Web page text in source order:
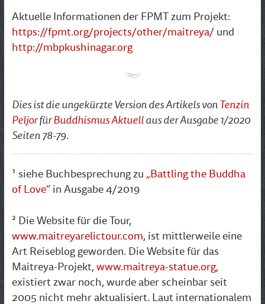
Aktuelle Informationen der FPMT zum Projekt:
https://fpmt.org/projects/other/maitreya/und
http://mbpkushinagar.org
Dies ist die ungekürzte Version des Artikels vonTenzin
PeljorfürBuddhismus Aktuellaus der Ausgabe 1/2020
Seiten 78-79.
¹ siehe Buchbesprechung zu„Battling the Buddha
of Love“in Ausgabe 4/2019
² Die Website für die Tour,
www.maitreyarelictour.com, ist mittlerweile eine
Art Reiseblog geworden. Die Website für das
Maitreya-Projekt,www.maitreya-statue.org,
existiert zwar noch, wurde aber scheinbar seit
2005 nicht mehr aktualisiert. Laut internationalem